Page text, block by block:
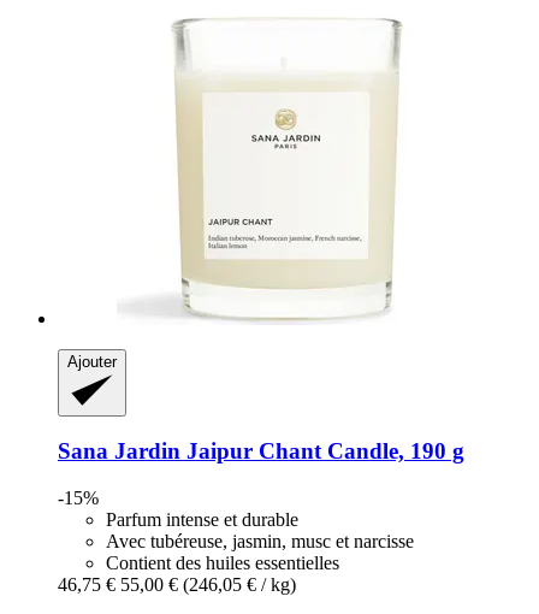
Ajouter
Sana Jardin Jaipur Chant Candle, 190 g
-15%
Parfum intense et durable
Avec tubéreuse, jasmin, musc et narcisse
Contient des huiles essentielles
46,75 € 55,00 € (246,05 € / kg)